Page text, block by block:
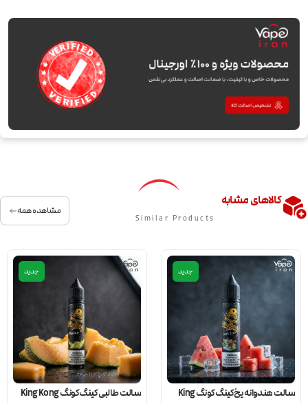
کالاهای مشابه
Similar Products
مشاهده همه
جدید
سالت هندوانه یخ کینگ کونگ King
جدید
سالت طالبی کینگ کونگ King Kong